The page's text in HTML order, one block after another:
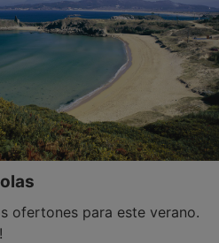
ofertones para este verano.